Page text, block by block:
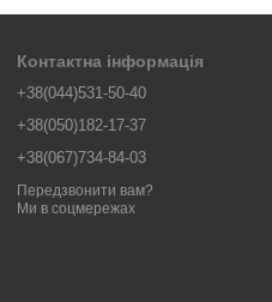
Контактна інформація
+38(044)531-50-40
+38(050)182-17-37
+38(067)734-84-03
Передзвонити вам?
Ми в соцмережах